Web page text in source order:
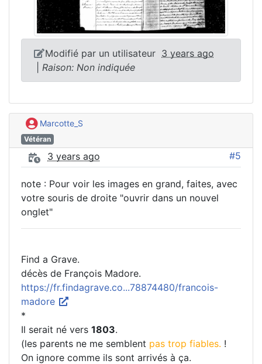
Modifié par un utilisateur 3 years ago
Raison: Non indiquée
Marcotte_S
Vétéran
3 years ago #5
note : Pour voir les images en grand, faites, avec
votre souris de droite "ouvrir dans un nouvel
onglet"
Find a Grave.
décès de François Madore.
https://fr.findagrave.co...78874480/francois-
madore
*
Il serait né vers 1803.
(les parents ne me semblent pas trop fiables. !
On ignore comme ils sont arrivés à ça.